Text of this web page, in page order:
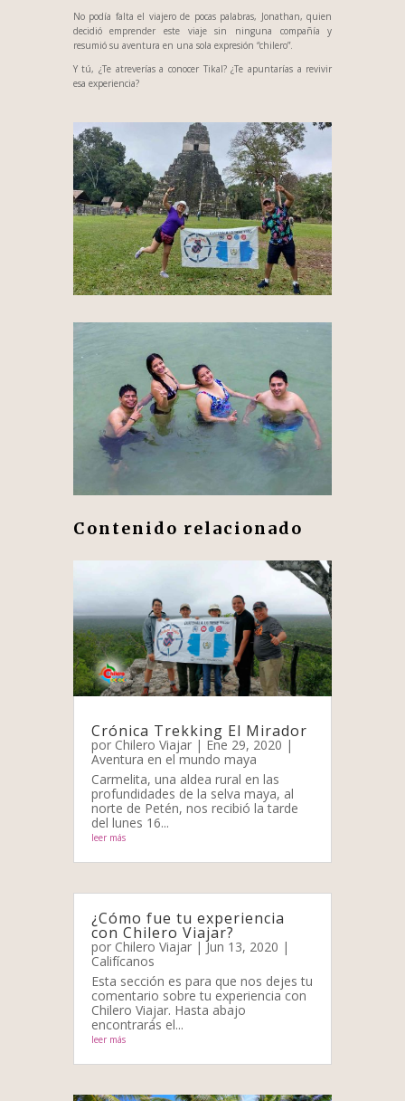
No podía falta el viajero de pocas palabras, Jonathan, quien
decidió emprender este viaje sin ninguna compañía y
resumió su aventura en una sola expresión “chilero”.
Y tú, ¿Te atreverías a conocer Tikal? ¿Te apuntarías a revivir
esa experiencia?
Contenido relacionado
Crónica Trekking El Mirador
por Chilero Viajar| Ene 29, 2020 |
Aventura en el mundo maya
Carmelita, una aldea rural en las
profundidades de la selva maya, al
norte de Petén, nos recibió la tarde
del lunes 16...
leer más
¿Cómo fue tu experiencia
con Chilero Viajar?
por Chilero Viajar|Jun 13, 2020 |
Califícanos
Esta sección es para que nos dejes tu
comentario sobre tu experiencia con
Chilero Viajar. Hasta abajo
encontrarás el...
leer más